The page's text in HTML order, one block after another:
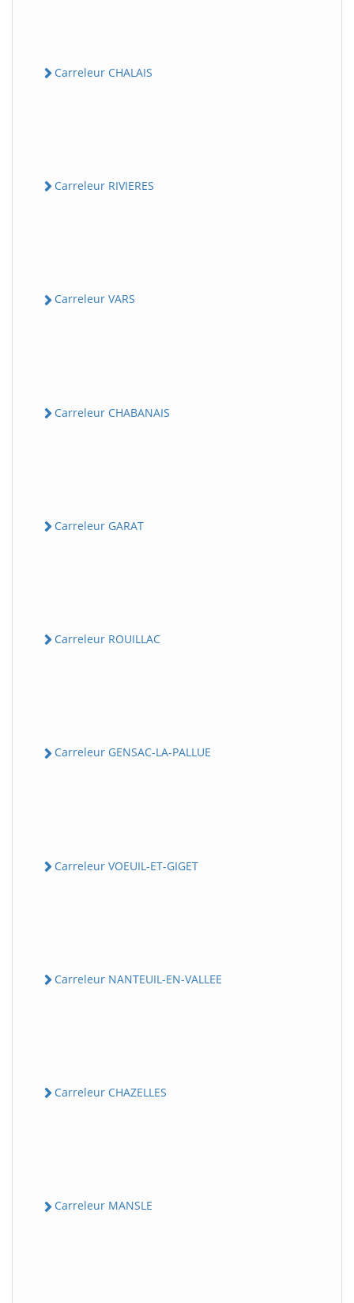
Carreleur CHALAIS
Carreleur RIVIERES
Carreleur VARS
Carreleur CHABANAIS
Carreleur GARAT
Carreleur ROUILLAC
Carreleur GENSAC-LA-PALLUE
Carreleur VOEUIL-ET-GIGET
Carreleur NANTEUIL-EN-VALLEE
Carreleur CHAZELLES
Carreleur MANSLE